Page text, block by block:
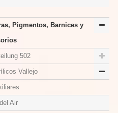
Pigmentos, Barnices y
502
Vallejo
Air